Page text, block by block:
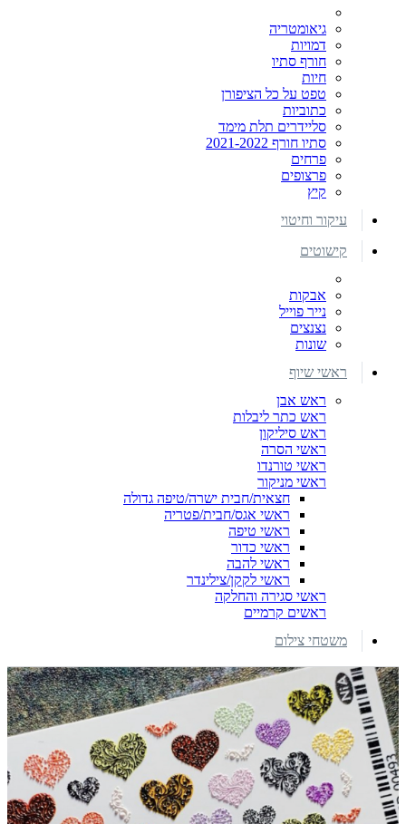
גיאומטריה
דמויות
חורף סתיו
חיות
טפט על כל הציפורן
כתוביות
סליידרים תלת מימד
סתיו חורף 2021-2022
פרחים
פרצופים
קיץ
עיקור וחיטוי
קישוטים
אבקות
נייר פוייל
נצנצים
שונות
ראשי שיוף
ראש אבן
ראש כתר ליבלות
ראש סיליקון
ראשי הסרה
ראשי טורנדו
ראשי מניקור
חצאית/חבית ישרה/טיפה גדולה
ראשי אגס/חבית/פטריה
ראשי טיפה
ראשי כדור
ראשי להבה
ראשי לקקן/צילינדר
ראשי סגירה והחלקה
ראשים קרמיים
משטחי צילום